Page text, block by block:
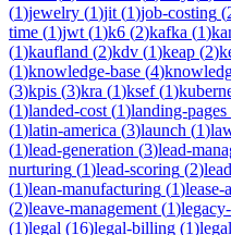
(1)jewelry (1)jit (1)job-costing (
time (1)jwt (1)k6 (2)kafka (1)
(1)kaufland (2)kdv (1)keap (2)
(1)knowledge-base (4)
(3)kpis (3)kra (1)ksef(1)
(1)landed-cost (1)landing-pages
(1)latin-america (3)launch (1)
(1)lead-generation (3)lead-
nurturing (1)lead-scoring (2)
(1)lean-manufacturing (1)lease-
(2)leave-management (1)
(1)legal (16)legal-billing (1)